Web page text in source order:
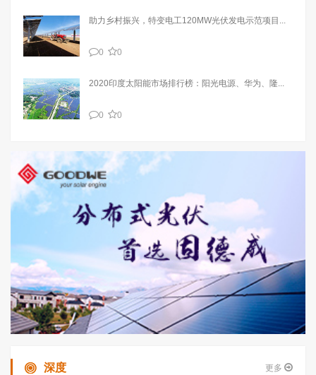
助力乡村振兴，特变电工120MW光伏发电示范项目...
0 0
2020印度太阳能市场排行榜：阳光电源、华为、隆...
0 0
深度 更多